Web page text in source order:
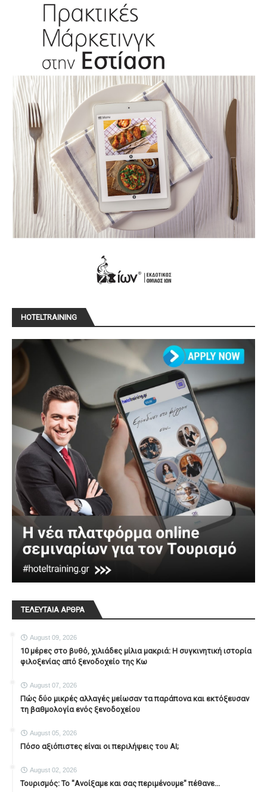
HOTELTRAINING
ΤΕΛΕΥΤΑΙΑ ΑΡΘΡΑ
August 09, 2026
10 μέρες στο βυθό, χιλιάδες μίλια μακριά: Η συγκινητική ιστορία
φιλοξενίας από ξενοδοχείο της Κω
August 07, 2026
Πώς δύο μικρές αλλαγές μείωσαν τα παράπονα και εκτόξευσαν
τη βαθμολογία ενός ξενοδοχείου
August 05, 2026
Πόσο αξιόπιστες είναι οι περιλήψεις του ΑΙ;
August 02, 2026
Τουρισμός: Το "Ανοίξαμε και σας περιμένουμε" πέθανε...